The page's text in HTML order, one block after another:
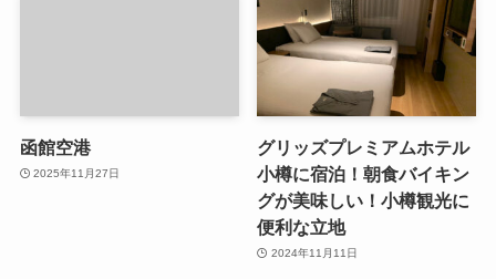
函館空港
2025年11月27日
グリッズプレミアムホテル
小樽に宿泊！朝食バイキン
グが美味しい！小樽観光に
便利な立地
2024年11月11日